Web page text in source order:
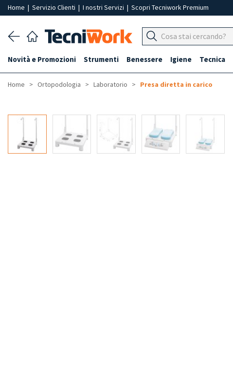
Home | Servizio Clienti | I nostri Servizi | Scopri Tecniwork Premium
Novità e Promozioni Strumenti Benessere Igiene Tecnica
Home Ortopodologia Laboratorio Presa diretta in carico